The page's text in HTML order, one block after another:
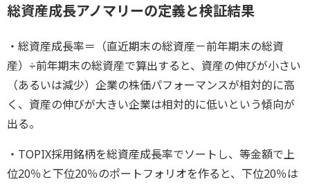
総資産成長アノマリーの定義と検証結果
・総資産成長率＝（直近期末の総資産－前年期末の総資
産）÷前年期末の総資産で算出すると、資産の伸びが小さい
（あるいは減少）企業の株価パフォーマンスが相対的に高
く、資産の伸びが大きい企業は相対的に低いという傾向が
出る。
・TOPIX採用銘柄を総資産成長率でソートし、等金額で上
位20％と下位20％のポートフォリオを作ると、下位20％は